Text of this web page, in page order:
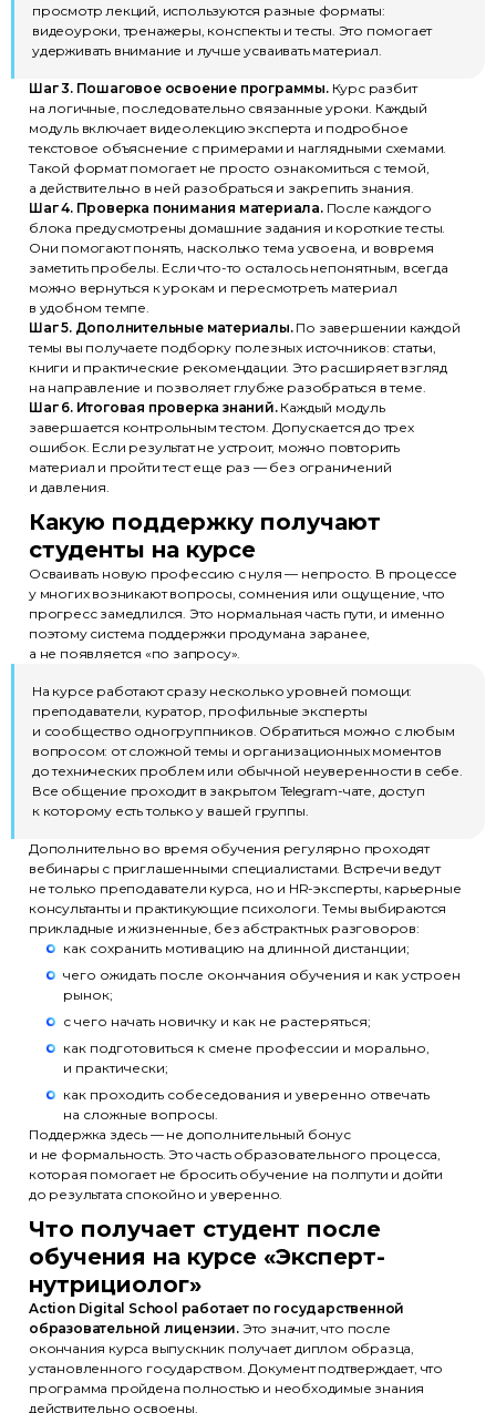
просмотр лекций, используются разные форматы:
видеоуроки, тренажеры, конспекты и тесты. Это помогает
удерживать внимание и лучше усваивать материал.
Шаг 3. Пошаговое освоение программы.Курс разбит
на логичные, последовательно связанные уроки. Каждый
модуль включает видеолекцию эксперта и подробное
текстовое объяснение с примерами и наглядными схемами.
Такой формат помогает не просто ознакомиться с темой,
а действительно в ней разобраться и закрепить знания.
Шаг 4. Проверка понимания материала.После каждого
блока предусмотрены домашние задания и короткие тесты.
Они помогают понять, насколько тема усвоена, и вовремя
заметить пробелы. Если что-то осталось непонятным, всегда
можно вернуться к урокам и пересмотреть материал
в удобном темпе.
Шаг 5. Дополнительные материалы.По завершении каждой
темы вы получаете подборку полезных источников: статьи,
книги и практические рекомендации. Это расширяет взгляд
на направление и позволяет глубже разобраться в теме.
Шаг 6. Итоговая проверка знаний.Каждый модуль
завершается контрольным тестом. Допускается до трех
ошибок. Если результат не устроит, можно повторить
материал и пройти тест еще раз — без ограничений
и давления.
Какую поддержку получают
студенты на курсе
Осваивать новую профессию с нуля — непросто. В процессе
у многих возникают вопросы, сомнения или ощущение, что
прогресс замедлился. Это нормальная часть пути, и именно
поэтому система поддержки продумана заранее,
а не появляется «по запросу».
На курсе работают сразу несколько уровней помощи:
преподаватели, куратор, профильные эксперты
и сообщество одногруппников. Обратиться можно с любым
вопросом: от сложной темы и организационных моментов
до технических проблем или обычной неуверенности в себе.
Все общение проходит в закрытом Telegram-чате, доступ
к которому есть только у вашей группы.
Дополнительно во время обучения регулярно проходят
вебинары с приглашенными специалистами. Встречи ведут
не только преподаватели курса, но и HR-эксперты, карьерные
консультанты и практикующие психологи. Темы выбираются
прикладные и жизненные, без абстрактных разговоров:
как сохранить мотивацию на длинной дистанции;
чего ожидать после окончания обучения и как устроен
рынок;
с чего начать новичку и как не растеряться;
как подготовиться к смене профессии и морально,
и практически;
как проходить собеседования и уверенно отвечать
на сложные вопросы.
Поддержка здесь — не дополнительный бонус
и не формальность. Это часть образовательного процесса,
которая помогает не бросить обучение на полпути и дойти
до результата спокойно и уверенно.
Что получает студент после
обучения на курсе «Эксперт-
нутрициолог»
Action Digital School работает по государственной
образовательной лицензии. Это значит, что после
окончания курса выпускник получает диплом образца,
установленного государством. Документ подтверждает, что
программа пройдена полностью и необходимые знания
действительно освоены.